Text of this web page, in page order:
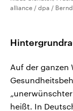
alliance / dpa /
Auf der ganzen
heißt. In